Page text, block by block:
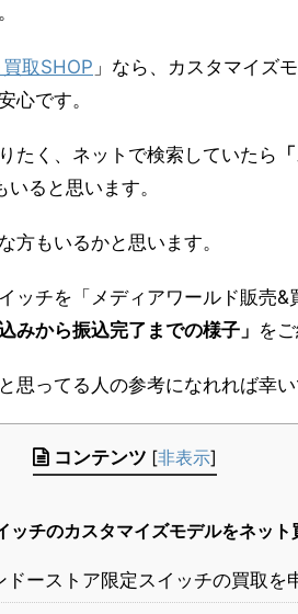
取SHOP 」なら、カスタマイズ
心です。
たく、ネットで検索していたら
ると思います。
方もいるかと思います。
ッチを「メディアワールド販売&
込みから振込完了までの様子」 を
思ってる人の参考になれれば幸い
コンテンツ [非表示]
ッチのカスタマイズモデルをネット
ドーストア限定スイッチの買取を